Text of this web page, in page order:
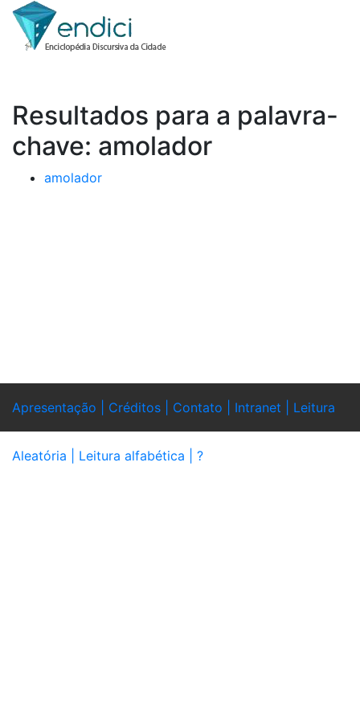
Resultados para a palavra-
chave: amolador
amolador
Apresentação | Créditos | Contato | Intranet | Leitura
Aleatória | Leitura alfabética | ?